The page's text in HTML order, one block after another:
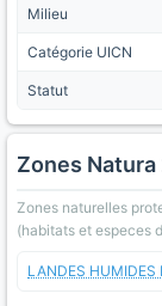
Milieu
Catégorie UICN
Statut
Zones
Zones naturelles
(habitats et especes
LANDES HUMIDES